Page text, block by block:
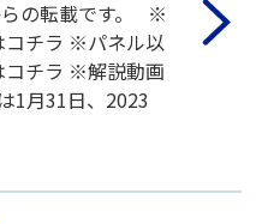
の転載です。 ※
チラ ※パネル以
チラ ※解説動画
1月31日、2023